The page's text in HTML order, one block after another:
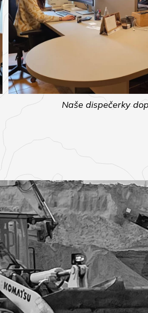
Naše dispečerky